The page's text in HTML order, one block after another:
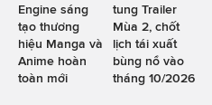
Engine sáng
tạo thương
hiệu Manga và
Anime hoàn
toàn mới
tung Trailer
Mùa 2, chốt
lịch tái xuất
bùng nổ vào
tháng 10/2026